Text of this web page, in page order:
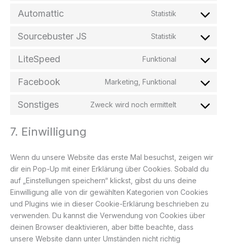
service
analytics
Automattic Statistik
Consent
service
Sourcebuster JS Statistik
Consent
service
LiteSpeed Funktional
Consent
service
Facebook Marketing, Funktional
Consent
service
Sonstiges Zweck wird noch ermittelt
Consent
7. Einwilligung
Wenn du unsere Website das erste Mal besuchst, zeigen wir
dir ein Pop-Up mit einer Erklärung über Cookies. Sobald du
auf „Einstellungen speichern“ klickst, gibst du uns deine
Einwilligung alle von dir gewählten Kategorien von Cookies
und Plugins wie in dieser Cookie-Erklärung beschrieben zu
verwenden. Du kannst die Verwendung von Cookies über
deinen Browser deaktivieren, aber bitte beachte, dass
unsere Website dann unter Umständen nicht richtig